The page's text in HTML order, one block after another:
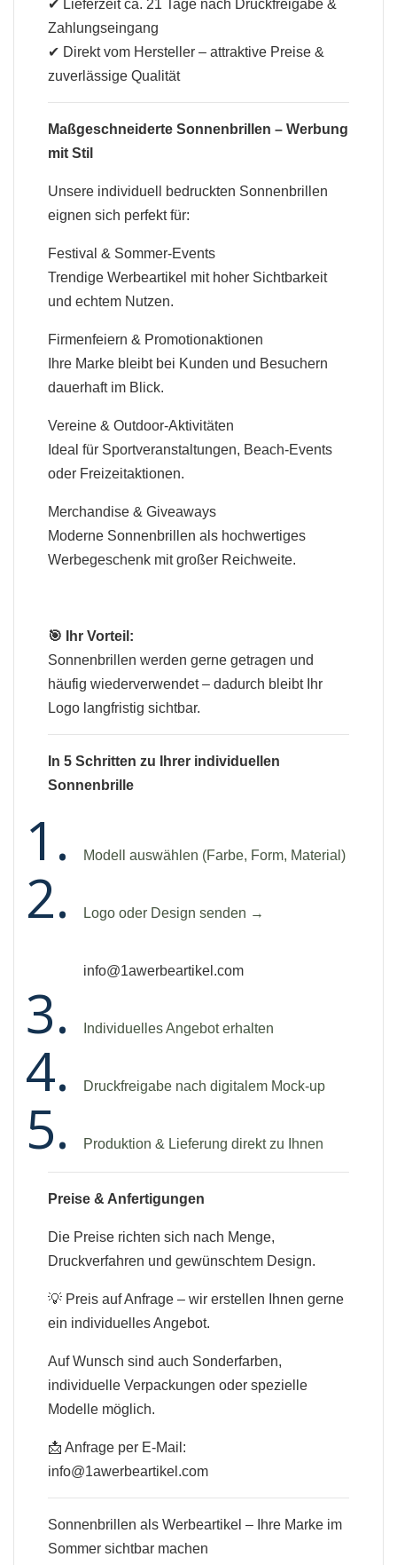
✔ Lieferzeit ca. 21 Tage nach Druckfreigabe &
Zahlungseingang
✔ Direkt vom Hersteller – attraktive Preise &
zuverlässige Qualität
Maßgeschneiderte Sonnenbrillen – Werbung
mit Stil
Unsere individuell bedruckten Sonnenbrillen
eignen sich perfekt für:
Festival & Sommer-Events
Trendige Werbeartikel mit hoher Sichtbarkeit
und echtem Nutzen.
Firmenfeiern & Promotionaktionen
Ihre Marke bleibt bei Kunden und Besuchern
dauerhaft im Blick.
Vereine & Outdoor-Aktivitäten
Ideal für Sportveranstaltungen, Beach-Events
oder Freizeitaktionen.
Merchandise & Giveaways
Moderne Sonnenbrillen als hochwertiges
Werbegeschenk mit großer Reichweite.
🎯 Ihr Vorteil:
Sonnenbrillen werden gerne getragen und
häufig wiederverwendet – dadurch bleibt Ihr
Logo langfristig sichtbar.
In 5 Schritten zu Ihrer individuellen
Sonnenbrille
Modell auswählen (Farbe, Form, Material)
Logo oder Design senden →
info@1awerbeartikel.com
Individuelles Angebot erhalten
Druckfreigabe nach digitalem Mock-up
Produktion & Lieferung direkt zu Ihnen
Preise & Anfertigungen
Die Preise richten sich nach Menge,
Druckverfahren und gewünschtem Design.
💡 Preis auf Anfrage – wir erstellen Ihnen gerne
ein individuelles Angebot.
Auf Wunsch sind auch Sonderfarben,
individuelle Verpackungen oder spezielle
Modelle möglich.
📩 Anfrage per E-Mail:
info@1awerbeartikel.com
Sonnenbrillen als Werbeartikel – Ihre Marke im
Sommer sichtbar machen